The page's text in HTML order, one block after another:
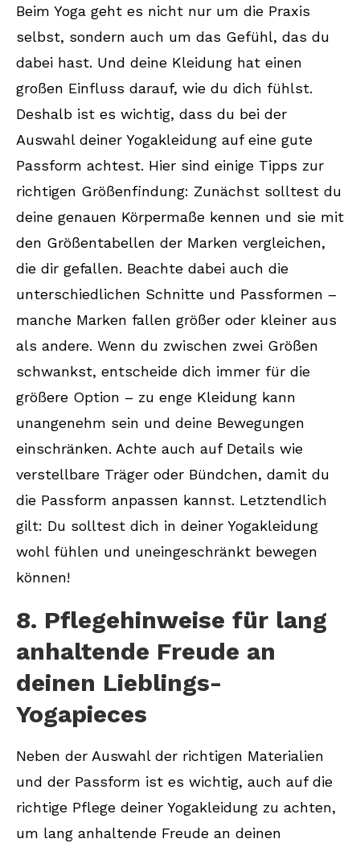
Beim Yoga geht es nicht nur um die Praxis
selbst, sondern auch um das Gefühl, das du
dabei hast. Und deine Kleidung hat einen
großen Einfluss darauf, wie du dich fühlst.
Deshalb ist es wichtig, dass du bei der
Auswahl deiner Yogakleidung auf eine gute
Passform achtest. Hier sind einige Tipps zur
richtigen Größenfindung: Zunächst solltest du
deine genauen Körpermaße kennen und sie mit
den Größentabellen der Marken vergleichen,
die dir gefallen. Beachte dabei auch die
unterschiedlichen Schnitte und Passformen –
manche Marken fallen größer oder kleiner aus
als andere. Wenn du zwischen zwei Größen
schwankst, entscheide dich immer für die
größere Option – zu enge Kleidung kann
unangenehm sein und deine Bewegungen
einschränken. Achte auch auf Details wie
verstellbare Träger oder Bündchen, damit du
die Passform anpassen kannst. Letztendlich
gilt: Du solltest dich in deiner Yogakleidung
wohl fühlen und uneingeschränkt bewegen
können!
8. Pflegehinweise für lang
anhaltende Freude an
deinen Lieblings-
Yogapieces
Neben der Auswahl der richtigen Materialien
und der Passform ist es wichtig, auch auf die
richtige Pflege deiner Yogakleidung zu achten,
um lang anhaltende Freude an deinen